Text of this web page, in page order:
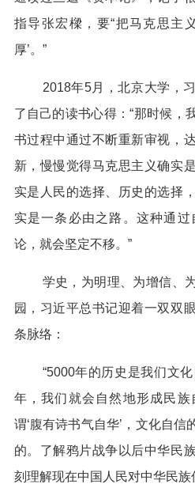
指导张宏樑，要“把马克思主
厚’。”
2018年5月，北京大学，
了自己的读书心得：“那时候，
书过程中通过不断重新审视，
新，慢慢觉得马克思主义确实
实是人民的选择、历史的选择
实是一条必由之路。这种通
论，就会坚定不移。”
学史，为明理、为增信、
园，习近平总书记迎着一双双
条脉络：
“5000年的历史是我们文
年，我们就会自然地形成民
谓‘腹有诗书气自华’，文化自
的。了解鸦片战争以后中华民
刻理解现在中国人民对中华民族